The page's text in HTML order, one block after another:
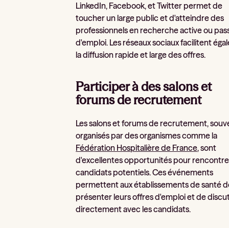
LinkedIn, Facebook, et Twitter permet de
toucher un large public et d'atteindre des
professionnels en recherche active ou
d'emploi. Les réseaux sociaux facilitent
la diffusion rapide et large des offres.
Participer à des salons et
forums de recrutement
Les salons et forums de recrutement,
organisés par des organismes comme la
Fédération Hospitalière de France, sont
d'excellentes opportunités pour
candidats potentiels. Ces événements
permettent aux établissements de santé
présenter leurs offres d'emploi et de
directement avec les candidats.